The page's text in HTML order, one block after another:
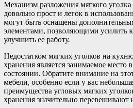
Механизм разложения мягкого
довольно прост и легок в
могут быть оснащены
элементами, позволяющими усилить
улучшить ее работу.
Недостатком мягких уголков на
хранения является занимаемое место
состоянии. Обратите внимание на
мебели, особенно если у вас
преимущества угловых мягких
хранения значительно перевешивают